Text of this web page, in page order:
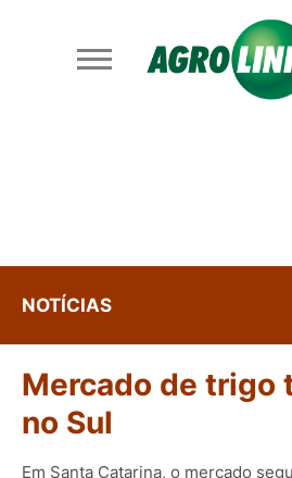
NOTÍCIAS
Mercado de trigo
no Sul
Em Santa Catarina, o mercado